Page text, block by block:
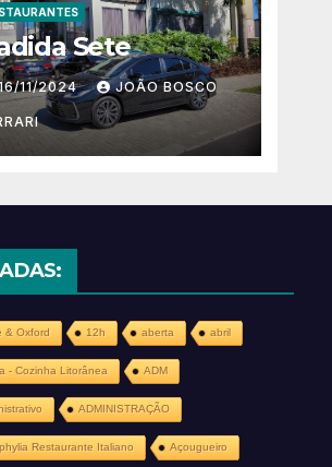
Sete
11/2024 JOÃO BOSCO
& Oxford 12h aberta abril
- Cozinha Litorânea ADM
ADMINISTRAÇÃO
Restaurante Italiano Açougueiro